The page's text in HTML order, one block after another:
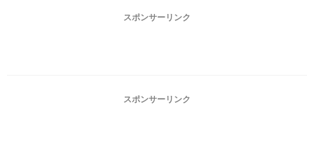
スポンサーリンク
スポンサーリンク